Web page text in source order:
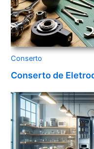
Conserto
Conserto de